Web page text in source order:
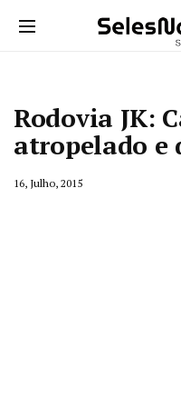
Rodovia JK:
atropelado e
16, Julho, 2015